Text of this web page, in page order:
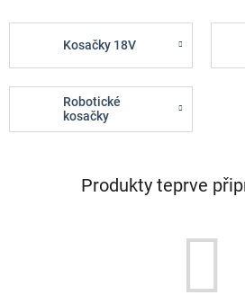
Kosačky 18V
Robotické
kosačky
Produkty teprve